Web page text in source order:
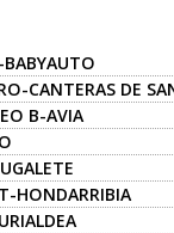
CANTERAS DE
B-AVIA
HONDARRIBIA